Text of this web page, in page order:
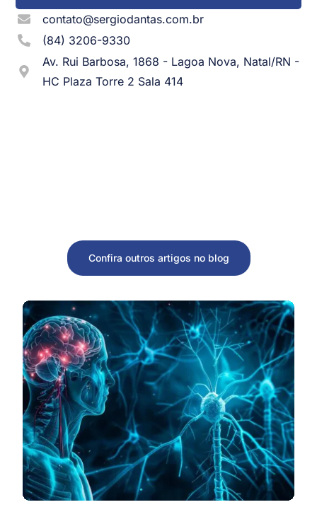
contato@sergiodantas.com.br
(84) 3206-9330
Av. Rui Barbosa, 1868 - Lagoa Nova, Natal/RN -
HC Plaza Torre 2 Sala 414
Confira outros artigos no blog